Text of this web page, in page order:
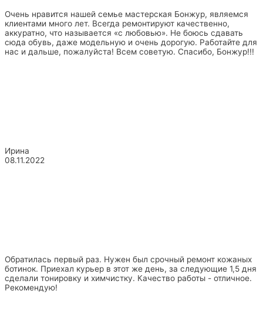
Очень нравится нашей семье мастерская Бонжур, являемся
клиентами много лет. Всегда ремонтируют качественно,
аккуратно, что называется «с любовью». Не боюсь сдавать
сюда обувь, даже модельную и очень дорогую. Работайте для
нас и дальше, пожалуйста! Всем советую. Спасибо, Бонжур!!!
Ирина
08.11.2022
Обратилась первый раз. Нужен был срочный ремонт кожаных
ботинок. Приехал курьер в этот же день, за следующие 1,5 дня
сделали тонировку и химчистку. Качество работы - отличное.
Рекомендую!